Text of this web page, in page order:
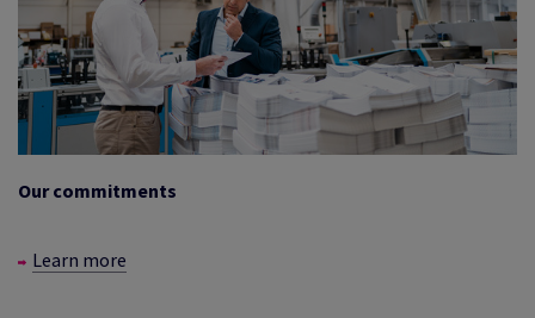
Our commitments
Learn more